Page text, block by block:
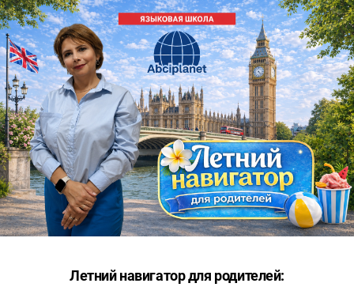
Летний навигатор для родителей: